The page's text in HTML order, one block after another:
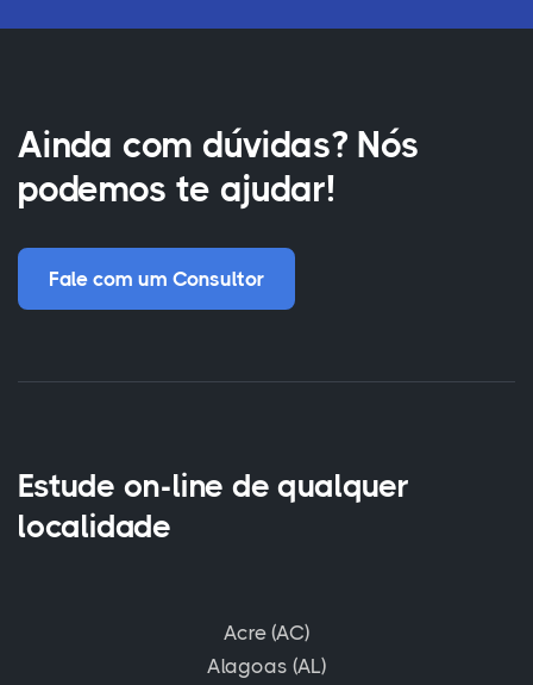
Ainda com dúvidas? Nós
podemos te ajudar!
Fale com um Consultor
Estude on-line de qualquer
localidade
Acre (AC)
Alagoas (AL)